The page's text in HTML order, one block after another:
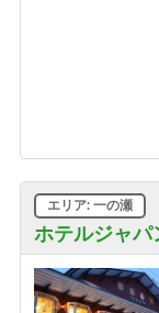
ホテルジャパ
エリア: 一の瀬